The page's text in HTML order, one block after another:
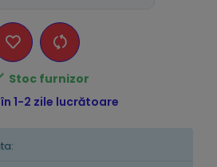
Stoc furnizor
1-2 zile lucrătoare